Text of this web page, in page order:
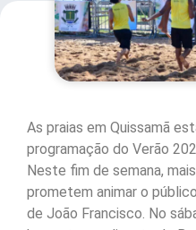
As praias em Quissamã
programação do Verão
Neste fim de semana,
prometem animar o
de João Francisco. No